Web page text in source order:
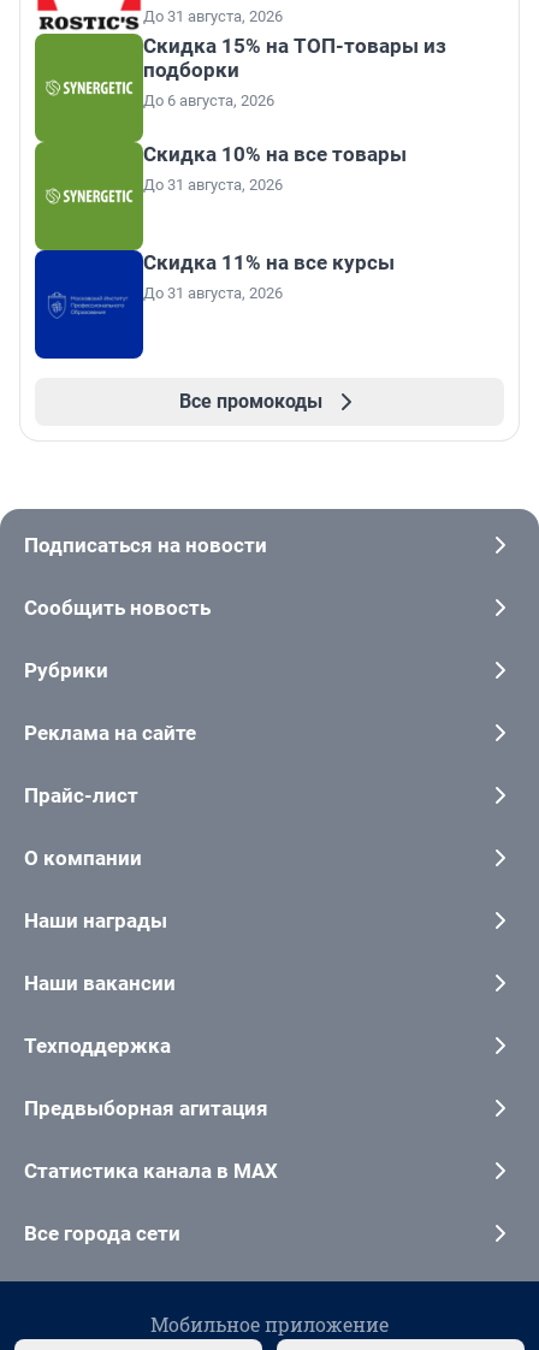
До 31 августа, 2026
Скидка 15% на ТОП-товары из
подборки
До 6 августа, 2026
Скидка 10% на все товары
До 31 августа, 2026
Скидка 11% на все курсы
До 31 августа, 2026
Все промокоды
Подписаться на новости
Сообщить новость
Рубрики
Реклама на сайте
Прайс-лист
О компании
Наши награды
Наши вакансии
Техподдержка
Предвыборная агитация
Статистика канала в MAX
Все города сети
Мобильное приложение